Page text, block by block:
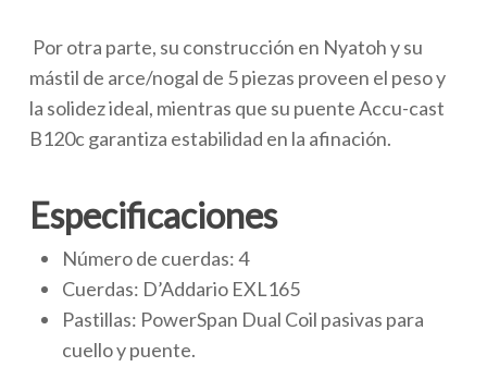
Por otra parte, su construcción en Nyatoh y su
mástil de arce/nogal de 5 piezas proveen el peso y
la solidez ideal, mientras que su puente Accu-cast
B120c garantiza estabilidad en la afinación.
Especificaciones
Número de cuerdas: 4
Cuerdas: D’Addario EXL165
Pastillas: PowerSpan Dual Coil pasivas para
cuello y puente.